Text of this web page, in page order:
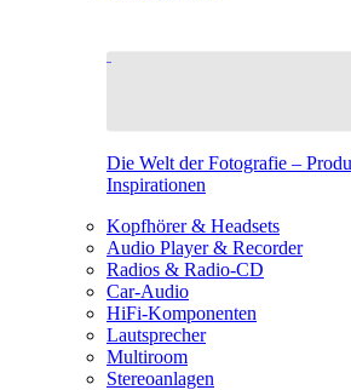
Die Welt der Fotografie –
Inspirationen
Kopfhörer & Headsets
Audio Player & Recorder
Radios & Radio-CD
Car-Audio
HiFi-Komponenten
Lautsprecher
Multiroom
Stereoanlagen